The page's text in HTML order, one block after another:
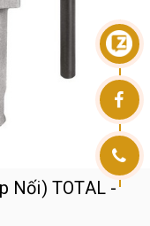
Nối) TOTAL -